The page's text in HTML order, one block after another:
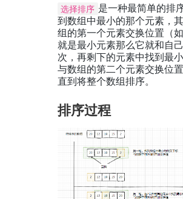
选择排序 是一种最简单的排
到数组中最小的那个元素，
组的第一个元素交换位置（
就是最小元素那么它就和自
次，再剩下的元素中找到最
与数组的第二个元素交换位
直到将整个数组排序。
排序过程